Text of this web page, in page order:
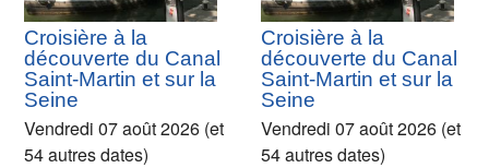
Croisière à la
découverte du Canal
Saint-Martin et sur la
Seine
Vendredi 07 août 2026 (et
54 autres dates)
Croisière à la
découverte du Canal
Saint-Martin et sur la
Seine
Vendredi 07 août 2026 (et
54 autres dates)